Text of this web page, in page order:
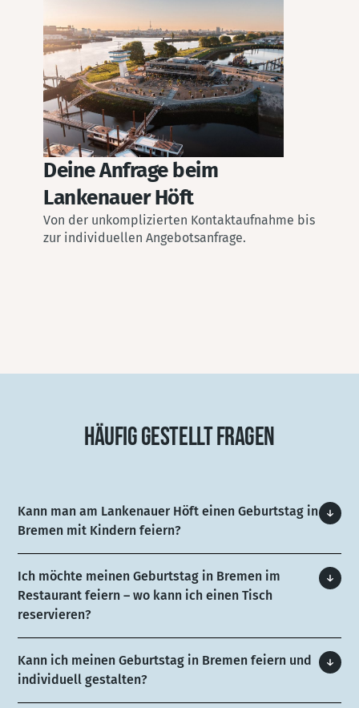
HÄUFIG GESTELLT FRAGEN
Kann man am Lankenauer Höft einen Geburtstag in
Bremen mit Kindern feiern?
Ich möchte meinen Geburtstag in Bremen im
Restaurant feiern – wo kann ich einen Tisch
reservieren?
Kann ich meinen Geburtstag in Bremen feiern und
individuell gestalten?